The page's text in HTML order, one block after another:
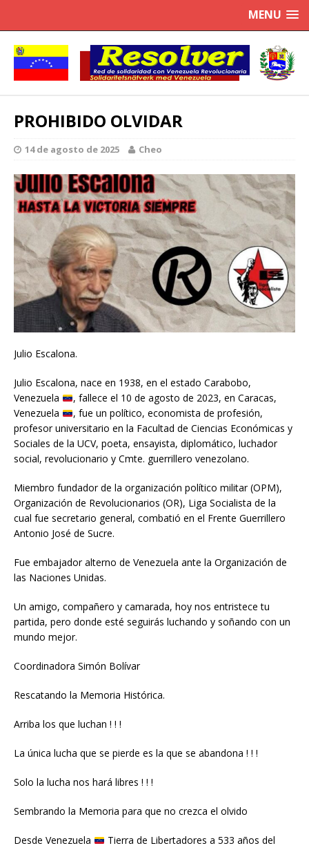
MENU
PROHIBIDO OLVIDAR
14 de agosto de 2025 Cheo
Julio Escalona.
Julio Escalona, nace en 1938, en el estado Carabobo,
Venezuela
, fallece el 10 de agosto de 2023, en Caracas,
Venezuela
, fue un político, economista de profesión,
profesor universitario en la Facultad de Ciencias Económicas y
Sociales de la UCV, poeta, ensayista, diplomático, luchador
social, revolucionario y Cmte. guerrillero venezolano.
Miembro fundador de la organización político militar (OPM),
Organización de Revolucionarios (OR), Liga Socialista de la
cual fue secretario general, combatió en el Frente Guerrillero
Antonio José de Sucre.
Fue embajador alterno de Venezuela ante la Organización de
las Naciones Unidas.
Un amigo, compañero y camarada, hoy nos entristece tu
partida, pero donde esté seguirás luchando y soñando con un
mundo mejor.
Coordinadora Simón Bolívar
Rescatando la Memoria Histórica.
Arriba los que luchan ! ! !
La única lucha que se pierde es la que se abandona ! ! !
Solo la lucha nos hará libres ! ! !
Sembrando la Memoria para que no crezca el olvido
Desde Venezuela
Tierra de Libertadores a 533 años del